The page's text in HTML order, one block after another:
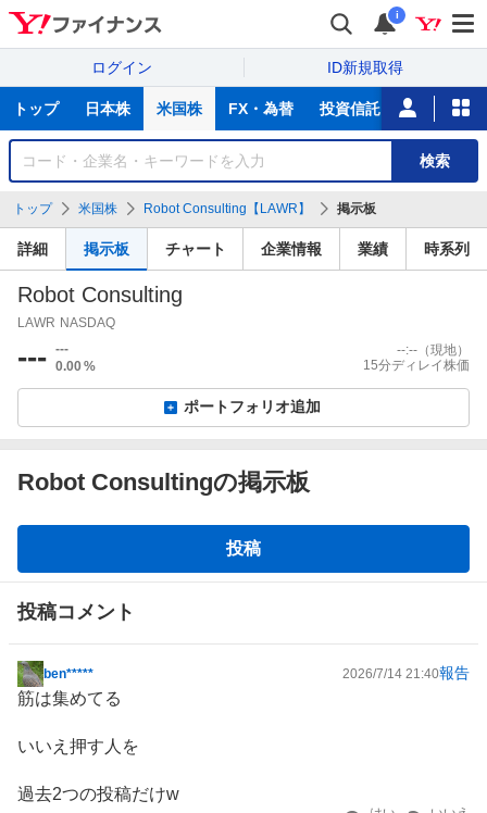
i
ログイン ID新規取得
サ
トップ 日本株 米国株 FX・為替 投資信託 ニュース
銘
検
索
検索
トップ 米国株 Robot Consulting【LAWR】 掲示板
詳細 掲示板 チャート 企業情報 業績 時系列
Robot Consulting
LAWR NASDAQ
--- ---
0.00%
--:-- （現地）
15分ディレイ株価
ポートフォリオ追加
Robot Consultingの掲示板
板
投稿
投稿コメント
掲
示
記
ben***** 2026/7/14 21:40報告
筋は集めてる
いいえ押す人を
過去2つの投稿だけw